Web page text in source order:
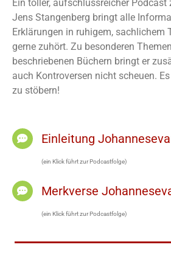
Ein toller, aufschlussreicher Podcast
Jens Stangenberg bringt alle
Erklärungen in ruhigem, sachlichem
gerne zuhört. Zu besonderen
beschriebenen Büchern bringt er
auch Kontroversen nicht scheuen.
zu stöbern!
Einleitung
(ein Klick führt zur Podcastfolge)
Merkverse
(ein Klick führt zur Podcastfolge)